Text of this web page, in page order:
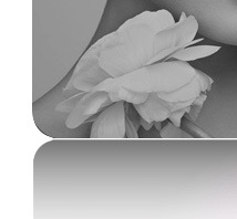
Carte cadeau de 100 €
Disponibilité:
In Stock & Ready to Ship